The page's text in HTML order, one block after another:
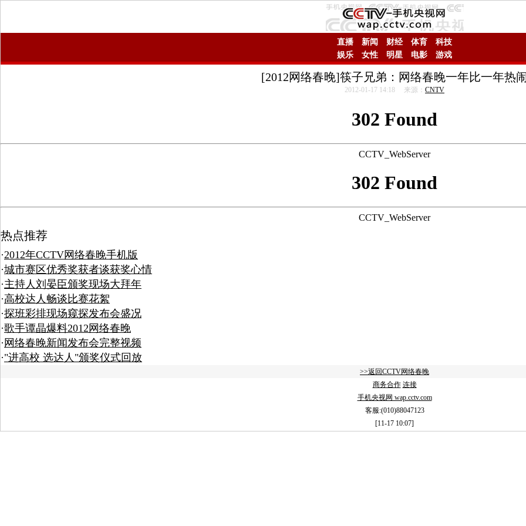
直播 新闻 财经 体育
科技
娱乐
女性 明星 电影 游戏
[2012网络春晚]筷子兄弟：网络春晚一年比一年热
2012-01-17 14:18 来源： CNTV
302 Found
CCTV_WebServer
302 Found
CCTV_WebServer
热点推荐
·2012年CCTV网络春晚手机版
·城市赛区优秀奖获者谈获奖心情
·主持人刘晏臣颁奖现场大拜年
·高校达人畅谈比赛花絮
·探班彩排现场窥探发布会盛况
·歌手谭晶爆料2012网络春晚
· 网络春晚新闻发布会完整视频
·"进高校 选达人"颁奖仪式回放
>>返回CCTV网络春晚
商务合作 连接
手机央视网 wap.cctv.com
客服:(010)88047123
[11-17 10:07]